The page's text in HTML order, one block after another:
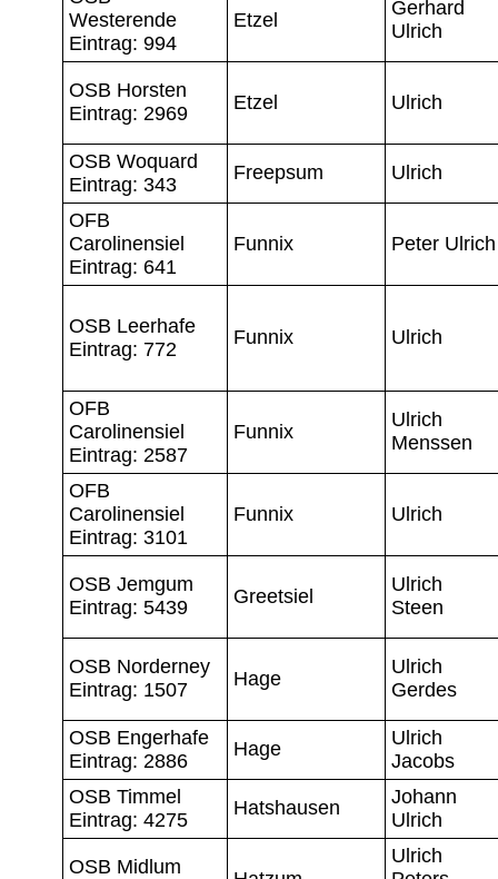
Westerende
Eintrag: 994
Etzel
Gerhard
Ulrich
OSB Horsten
Eintrag: 2969
Etzel Ulrich
OSB Woquard
Eintrag: 343
Freepsum Ulrich
OFB
Carolinensiel
Eintrag: 641
Funnix Peter Ulrich
OSB Leerhafe
Eintrag: 772
Funnix Ulrich
OFB
Carolinensiel
Eintrag: 2587
Funnix
Ulrich
Menssen
OFB
Carolinensiel
Eintrag: 3101
Funnix Ulrich
OSB Jemgum
Eintrag: 5439
Greetsiel
Ulrich
Steen
OSB Norderney
Eintrag: 1507
Hage
Ulrich
Gerdes
OSB Engerhafe
Eintrag: 2886
Hage
Ulrich
Jacobs
OSB Timmel
Eintrag: 4275
Hatshausen
Johann
Ulrich
OSB Midlum
Ulrich